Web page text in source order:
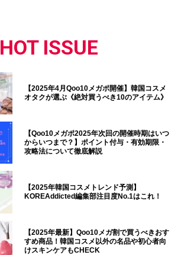
HOT ISSUE
【2025年4月Qoo10メガポ開催】韓国コスメ
オタクが選ぶ《絶対買うべき10のアイテム》
【Qoo10メガポ2025年次回の開催時期はいつ
からいつまで？】ポイント付与・有効期限・
攻略法について徹底解説
【2025年韓国コスメトレンド予測】
KOREAddicted編集部注目度No.1はこれ！
【2025年最新】Qoo10メガ割で買うべきおす
すめ商品！韓国コスメ以外の名品や初心者向
けスキンケアもCHECK